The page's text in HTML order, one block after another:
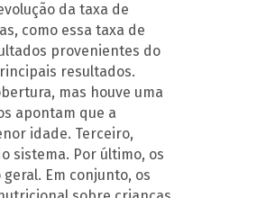
da taxa de
como essa taxa de
provenientes do
resultados.
mas houve uma
apontam que a
idade. Terceiro,
sistema. Por último, os
Em conjunto, os